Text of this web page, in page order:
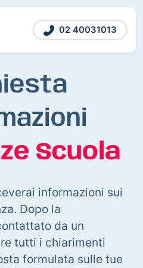
02 40031013
Scuola
informazioni sui
Dopo la
da un
tutti i chiarimenti
formulata sulle tue